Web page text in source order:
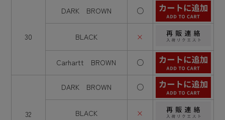
30
DARK BROWN ○
BLACK ×
Carhartt BROWN ○
32
DARK BROWN ○
BLACK ×